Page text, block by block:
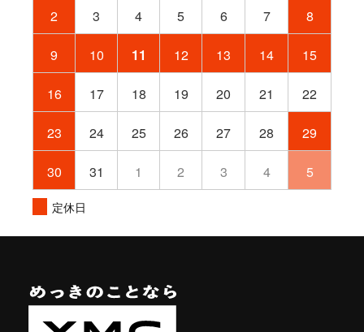
2 3 4 5 6 7 8
9 10 11 12 13 14 15
16 17 18 19 20 21 22
23 24 25 26 27 28 29
30 31 1 2 3 4 5
定休日